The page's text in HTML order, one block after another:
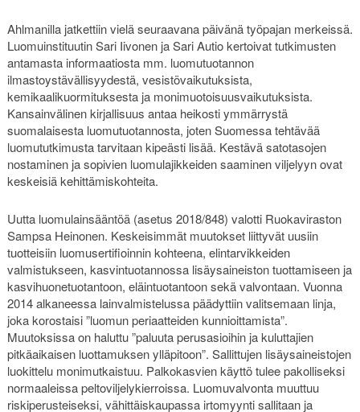
Ahlmanilla jatkettiin vielä seuraavana päivänä työpajan merkeissä.
Luomuinstituutin Sari Iivonen ja Sari Autio kertoivat tutkimusten
antamasta informaatiosta mm. luomutuotannon
ilmastoystävällisyydestä, vesistövaikutuksista,
kemikaalikuormituksesta ja monimuotoisuusvaikutuksista.
Kansainvälinen kirjallisuus antaa heikosti ymmärrystä
suomalaisesta luomutuotannosta, joten Suomessa tehtävää
luomututkimusta tarvitaan kipeästi lisää. Kestävä satotasojen
nostaminen ja sopivien luomulajikkeiden saaminen viljelyyn ovat
keskeisiä kehittämiskohteita.
Uutta luomulainsääntöä (asetus 2018/848) valotti Ruokaviraston
Sampsa Heinonen. Keskeisimmät muutokset liittyvät uusiin
tuotteisiin luomusertifioinnin kohteena, elintarvikkeiden
valmistukseen, kasvintuotannossa lisäysaineiston tuottamiseen ja
kasvihuonetuotantoon, eläintuotantoon sekä valvontaan. Vuonna
2014 alkaneessa lainvalmistelussa päädyttiin valitsemaan linja,
joka korostaisi ”luomun periaatteiden kunnioittamista”.
Muutoksissa on haluttu ”paluuta perusasioihin ja kuluttajien
pitkäaikaisen luottamuksen ylläpitoon”. Sallittujen lisäysaineistojen
luokittelu monimutkaistuu. Palkokasvien käyttö tulee pakolliseksi
normaaleissa peltoviljelykierroissa. Luomuvalvonta muuttuu
riskiperusteiseksi, vähittäiskaupassa irtomyynti sallitaan ja